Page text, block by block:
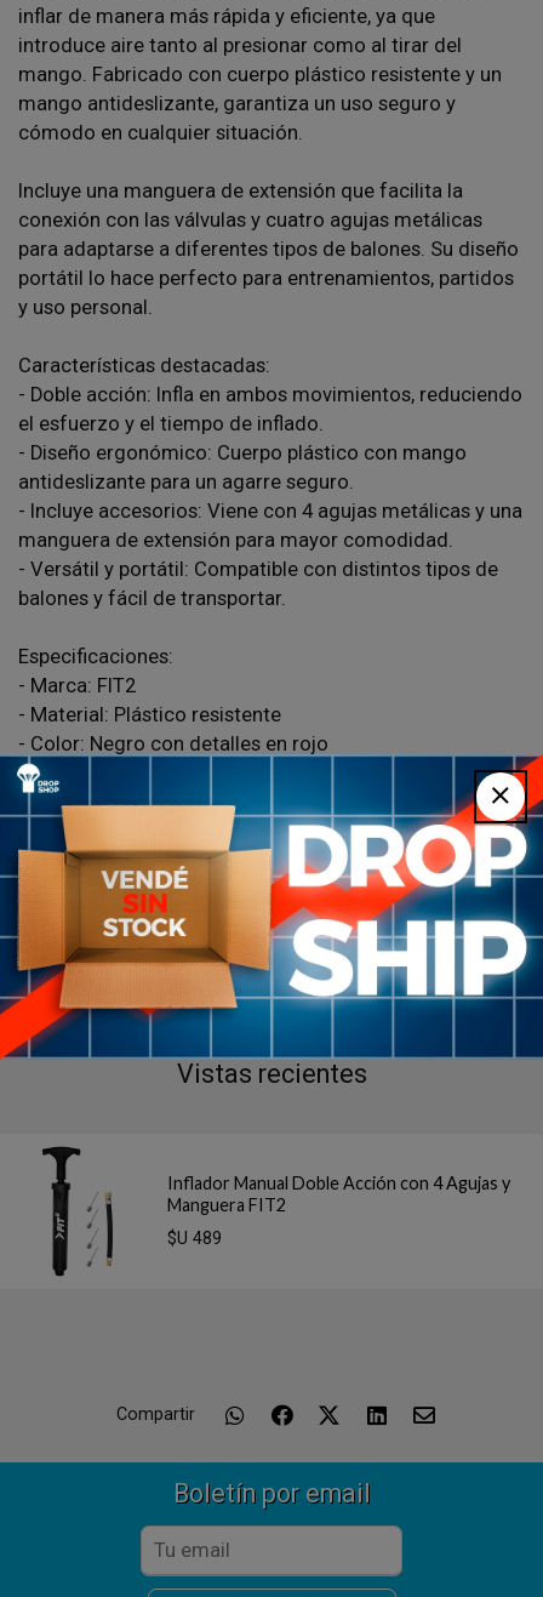
inflar de manera más rápida y eficiente, ya que
introduce aire tanto al presionar como al tirar del
mango. Fabricado con cuerpo plástico resistente y un
mango antideslizante, garantiza un uso seguro y
cómodo en cualquier situación.
Incluye una manguera de extensión que facilita la
conexión con las válvulas y cuatro agujas metálicas
para adaptarse a diferentes tipos de balones. Su diseño
portátil lo hace perfecto para entrenamientos, partidos
y uso personal.
Características destacadas:
- Doble acción: Infla en ambos movimientos, reduciendo
el esfuerzo y el tiempo de inflado.
- Diseño ergonómico: Cuerpo plástico con mango
antideslizante para un agarre seguro.
- Incluye accesorios: Viene con 4 agujas metálicas y una
manguera de extensión para mayor comodidad.
- Versátil y portátil: Compatible con distintos tipos de
balones y fácil de transportar.
Especificaciones:
- Marca: FIT2
- Material: Plástico resistente
- Color: Negro con detalles en rojo
- Tipo de inflado: Manual de doble acción
- Accesorios incluidos: 4 agujas metálicas y 1 manguera
de extensión
- Uso recomendado: Fútbol, básquet, vóley y otros
balones deportivos
Consulta por WhatsApp
Vistas recientes
Inflador Manual Doble Acción con 4 Agujas y
Manguera FIT2
$U 489
Compartir
Boletín por email